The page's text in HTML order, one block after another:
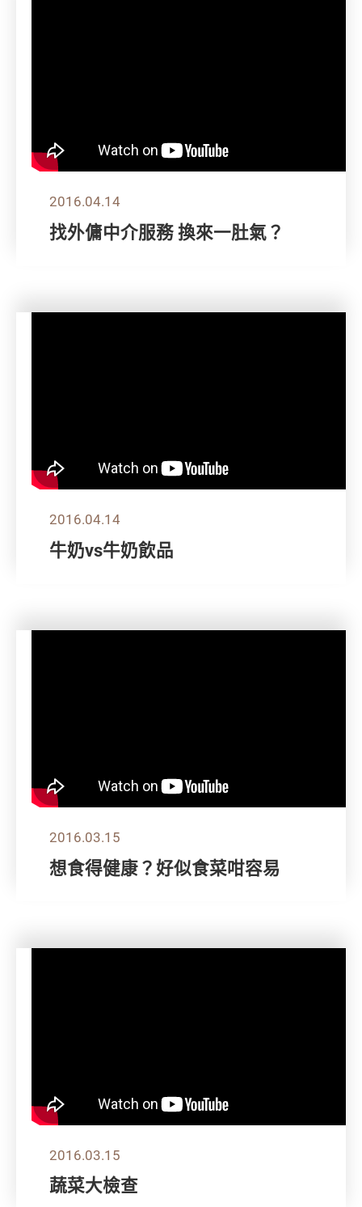
2016.04.14
找外傭中介服務 換來一肚氣？
2016.04.14
牛奶vs牛奶飲品
2016.03.15
想食得健康？好似食菜咁容易
2016.03.15
蔬菜大檢查